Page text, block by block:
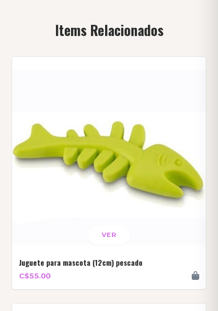
Items Relacionados
VER
Juguete para mascota (12cm) pescado
C$55.00